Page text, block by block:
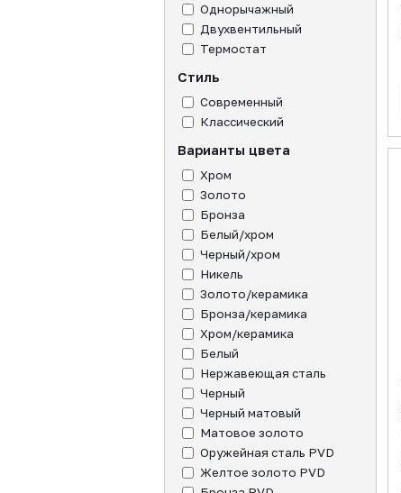
Однорычажный
Двухвентильный
Термостат
Стиль
Современный
Классический
Варианты цвета
Хром
Золото
Бронза
Белый/хром
Черный/хром
Никель
Золото/керамика
Бронза/керамика
Хром/керамика
Белый
Нержавеющая сталь
Черный
Черный матовый
Матовое золото
Оружейная сталь PVD
Желтое золото PVD